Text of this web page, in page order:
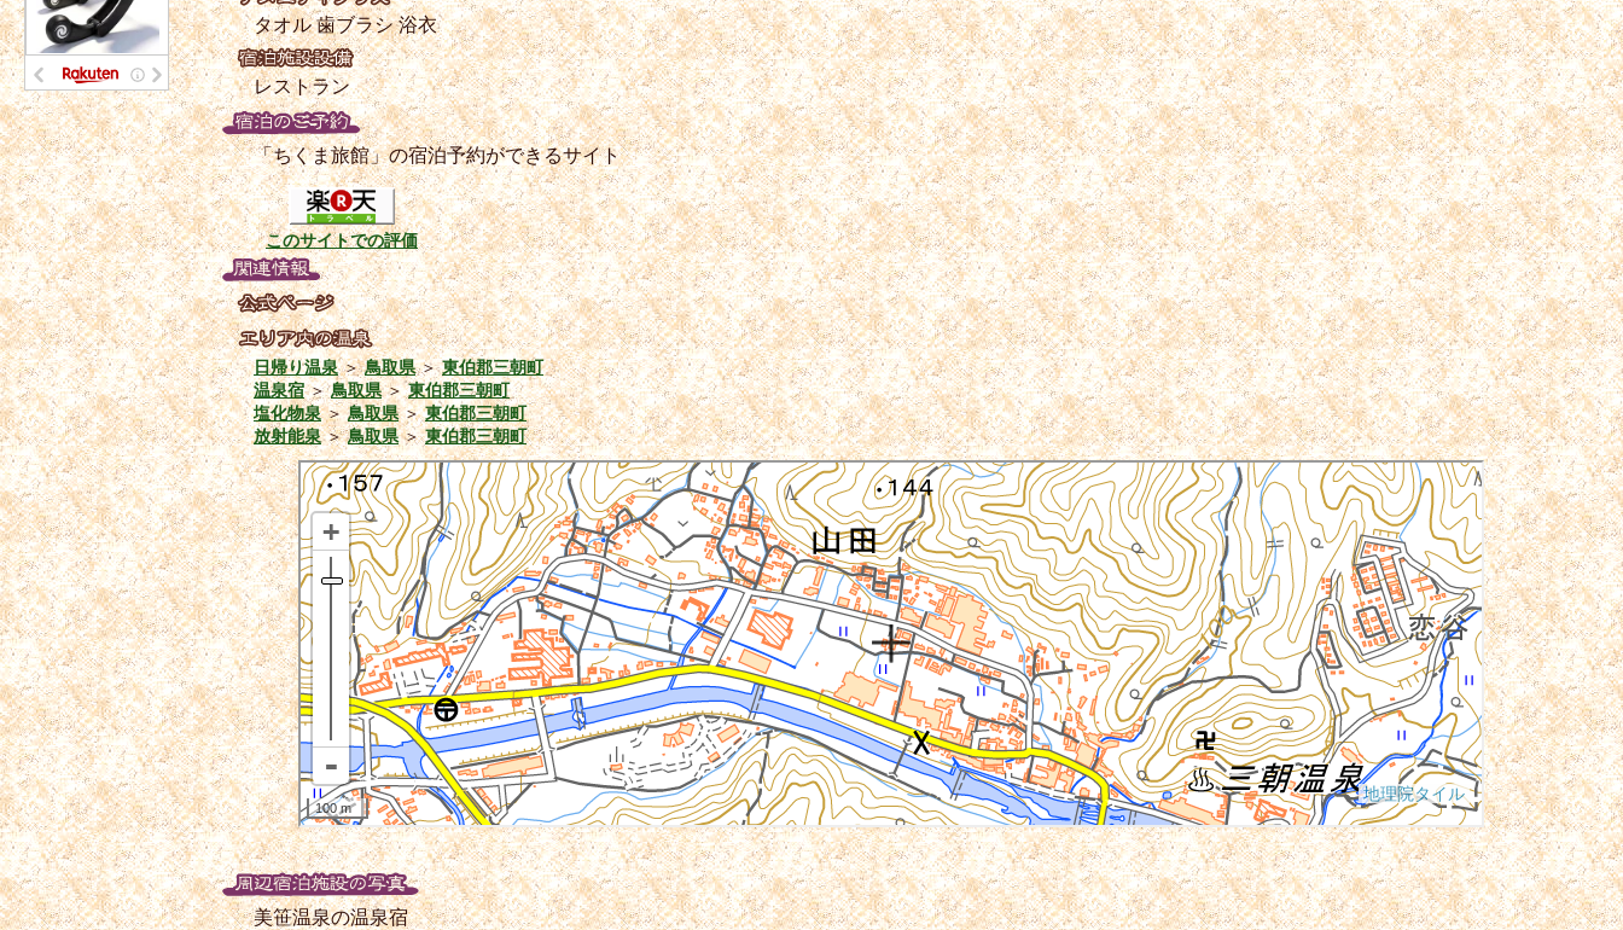
タオル歯ブラシ浴衣
レストラン
「ちくま旅館」の宿泊予約ができるサイト
このサイトでの評価
日帰り温泉＞鳥取県＞東伯郡三朝町
温泉宿＞鳥取県＞東伯郡三朝町
塩化物泉＞鳥取県＞東伯郡三朝町
放射能泉＞鳥取県＞東伯郡三朝町
美笹温泉の温泉宿